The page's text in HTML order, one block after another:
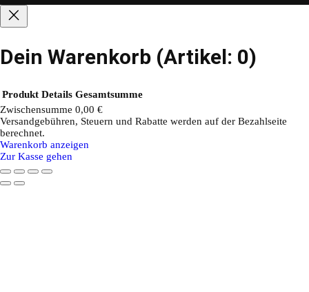
Dein Warenkorb (Artikel: 0)
Produkte
im
Warenkorb
Produkt Details Gesamtsumme
Zwischensumme 0,00 €
Versandgebühren, Steuern und Rabatte werden auf der Bezahlseite
berechnet.
Warenkorb anzeigen
Zur Kasse gehen